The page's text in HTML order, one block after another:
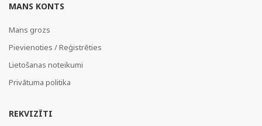
MANS KONTS
Mans grozs
Pievienoties / Reģistrēties
Lietošanas noteikumi
Privātuma politika
REKVIZĪTI